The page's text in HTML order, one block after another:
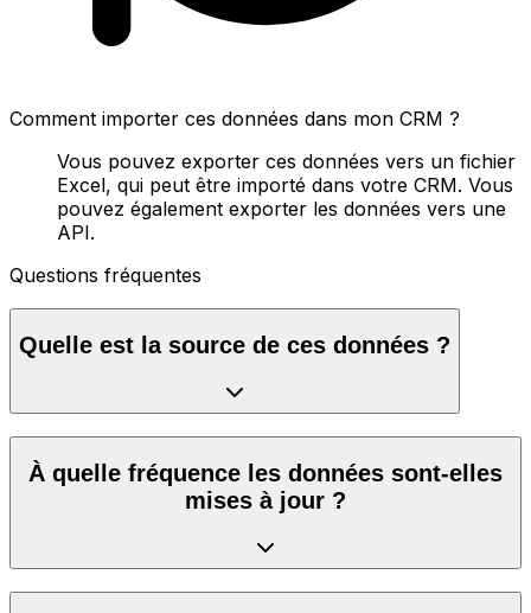
Comment importer ces données dans mon CRM ?
Vous pouvez exporter ces données vers un fichier
Excel, qui peut être importé dans votre CRM. Vous
pouvez également exporter les données vers une
API.
Questions fréquentes
Quelle est la source de ces données ?
À quelle fréquence les données sont-elles
mises à jour ?